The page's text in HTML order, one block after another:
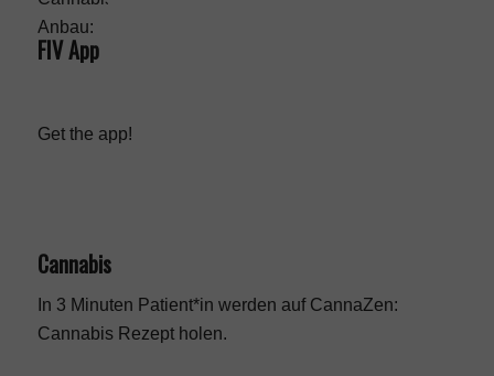
FIV App
Get the app!
Cannabis
In 3 Minuten Patient*in werden auf CannaZen:
Cannabis Rezeptholen.